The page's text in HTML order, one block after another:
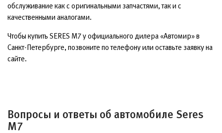
обслуживание как с оригинальными запчастями, так и с
качественными аналогами.
Чтобы купить SERES M7 у официального дилера «Автомир» в
Санкт-Петербурге, позвоните по телефону или оставьте заявку на
сайте.
Вопросы и ответы об автомобиле Seres
M7